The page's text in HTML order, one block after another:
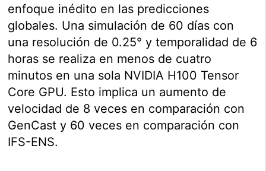
enfoque inédito en las predicciones
globales. Una simulación de 60 días con
una resolución de 0.25° y temporalidad de 6
horas se realiza en menos de cuatro
minutos en una sola NVIDIA H100 Tensor
Core GPU. Esto implica un aumento de
velocidad de 8 veces en comparación con
GenCast y 60 veces en comparación con
IFS-ENS.